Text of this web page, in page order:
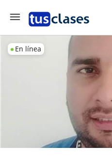
En línea